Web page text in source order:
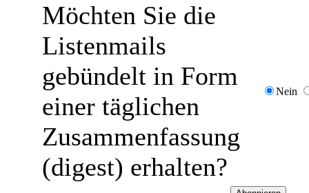
Möchten Sie die
Listenmails
gebündelt in Form
einer täglichen
Zusammenfassung
(digest) erhalten?
Nein